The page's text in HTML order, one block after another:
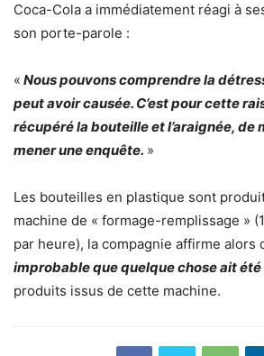
Coca-Cola a immédiatement réagi à
son porte-parole :
« Nous pouvons comprendre la
peut avoir causée. C’est pour cette
récupéré la bouteille et l’araignée, de
mener une enquête. »
Les bouteilles en plastique sont
machine de « formage-remplissage »
par heure), la compagnie affirme alors
improbable que quelque chose ait
produits issus de cette machine.